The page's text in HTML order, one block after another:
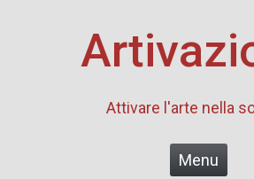
Attivare l'arte nella
Menu